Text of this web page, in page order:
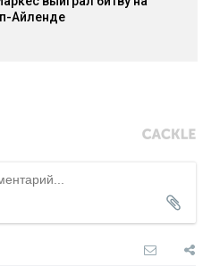
Айленде